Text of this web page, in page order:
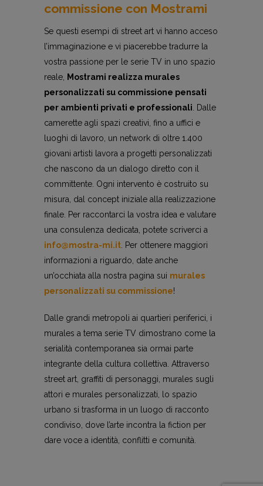
commissione con Mostrami
Se questi esempi di street art vi hanno acceso
l’immaginazione e vi piacerebbe tradurre la
vostra passione per le serie TV in uno spazio
reale,
Mostrami realizza murales
personalizzati su commissione pensati
per ambienti privati e professionali . Dalle
camerette agli spazi creativi, fino a uffici e
luoghi di lavoro, un network di oltre 1.400
giovani artisti lavora a progetti personalizzati
che nascono da un dialogo diretto con il
committente. Ogni intervento è costruito su
misura, dal concept iniziale alla realizzazione
finale. Per raccontarci la vostra idea e valutare
una consulenza dedicata, potete scriverci a
info@mostra-mi.it. Per ottenere maggiori
informazioni a riguardo, date anche
un’occhiata alla nostra pagina sui murales
personalizzati su commissione!
Dalle grandi metropoli ai quartieri periferici, i
murales a tema serie TV dimostrano come la
serialità contemporanea sia ormai parte
integrante della cultura collettiva. Attraverso
street art, graffiti di personaggi, murales sugli
attori e murales personalizzati, lo spazio
urbano si trasforma in un luogo di racconto
condiviso, dove l’arte incontra la fiction per
dare voce a identità, conflitti e comunità.